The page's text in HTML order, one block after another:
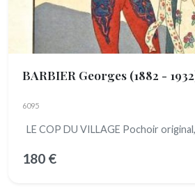
BARBIER Georges (1882 -
6095
LE COP DU VILLAGE Pochoir
180 €